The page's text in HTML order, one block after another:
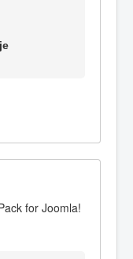
for Joomla!